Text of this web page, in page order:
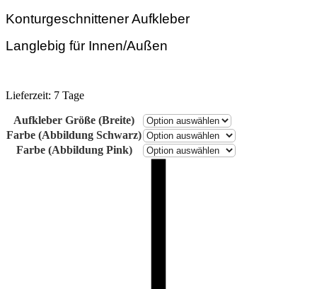
Konturgeschnittener Aufkleber
Langlebig für Innen/Außen
Lieferzeit: 7 Tage
Aufkleber Größe (Breite)
Farbe (Abbildung Schwarz)
Farbe (Abbildung Pink)